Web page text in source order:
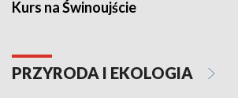
Kurs na Świnoujście
PRZYRODA I EKOLOGIA